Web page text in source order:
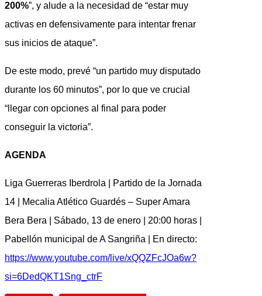
200%”, y alude a la necesidad de “estar muy
activas en defensivamente para intentar frenar
sus inicios de ataque”.
De este modo, prevé “un partido muy disputado
durante los 60 minutos”, por lo que ve crucial
“llegar con opciones al final para poder
conseguir la victoria”.
AGENDA
Liga Guerreras Iberdrola | Partido de la Jornada
14 | Mecalia Atlético Guardés – Super Amara
Bera Bera | Sábado, 13 de enero | 20:00 horas |
Pabellón municipal de A Sangriña | En directo:
https://www.youtube.com/live/xQQZFcJOa6w?
si=6DedQKT1Sng_ctrF